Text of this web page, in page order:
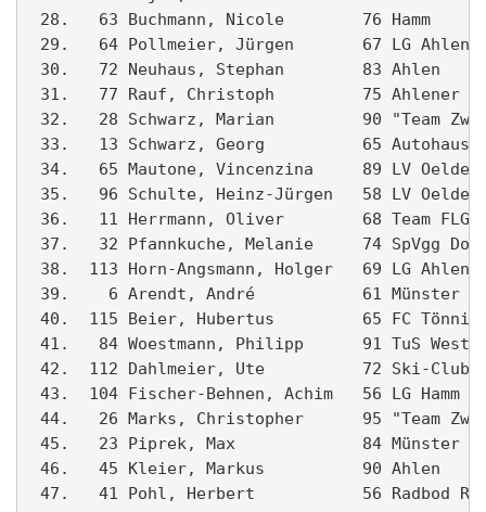
28.   63 Buchmann, Nicole        76
29.   64 Pollmeier, Jürgen       67 LG
30.   72 Neuhaus, Stephan        83
31.   77 Rauf, Christoph         75
32.   28 Schwarz, Marian         90 "Team
33.   13 Schwarz, Georg          65 Autohaus
34.   65 Mautone, Vincenzina     89 LV
35.   96 Schulte, Heinz-Jürgen   58 LV
36.   11 Herrmann, Oliver        68 Team
37.   32 Pfannkuche, Melanie     74
38.  113 Horn-Angsmann, Holger   69 LG
39.    6 Arendt, André           61
40.  115 Beier, Hubertus         65 FC
41.   84 Woestmann, Philipp      91 TuS
42.  112 Dahlmeier, Ute          72 Ski-
43.  104 Fischer-Behnen, Achim   56 LG
44.   26 Marks, Christopher      95 "Team
45.   23 Piprek, Max             84
46.   45 Kleier, Markus          90
47.   41 Pohl, Herbert           56 Radbod